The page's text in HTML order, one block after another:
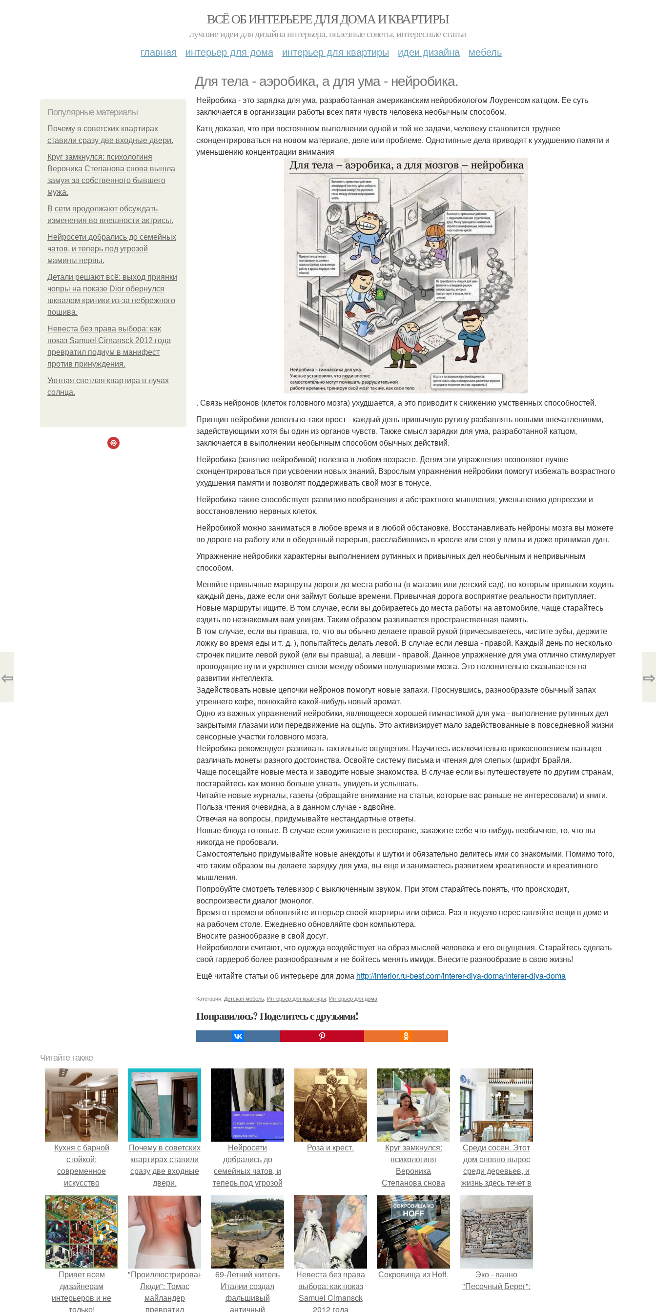
ВСЁ ОБ ИНТЕРЬЕРЕ ДЛЯ ДОМА И КВАРТИРЫ
лучшие идеи для дизайна интерьера, полезные советы, интересные статьи
главная интерьер для дома интерьер для квартиры идеи дизайна мебель
Для тела - аэробика, а для ума - нейробика.
Популярные материалы
Почему в советских квартирах
ставили сразу две входные двери.
Круг замкнулся: психологиня
Вероника Степанова снова вышла
замуж за собственного бывшего
мужа.
В сети продолжают обсуждать
изменения во внешности актрисы.
Нейросети добрались до семейных
чатов, и теперь под угрозой
мамины нервы.
Детали решают всё: выход приянки
чопры на показе Dior обернулся
шквалом критики из-за небрежного
пошива.
Невеста без права выбора: как
показ Samuel Cirnansck 2012 года
превратил подиум в манифест
против принуждения.
Уютная светлая квартира в лучах
солнца.
Нейробика - это зарядка для ума, разработанная американским нейробиологом Лоуренсом катцом. Ее суть
заключается в организации работы всех пяти чувств человека необычным способом.
Катц доказал, что при постоянном выполнении одной и той же задачи, человеку становится труднее
сконцентрироваться на новом материале, деле или проблеме. Однотипные дела приводят к ухудшению памяти и
уменьшению концентрации внимания
. Связь нейронов (клеток головного мозга) ухудшается, а это приводит к снижению умственных способностей.
Принцип нейробики довольно-таки прост - каждый день привычную рутину разбавлять новыми впечатлениями,
задействующими хотя бы один из органов чувств. Также смысл зарядки для ума, разработанной катцом,
заключается в выполнении необычным способом обычных действий.
Нейробика (занятие нейробикой) полезна в любом возрасте. Детям эти упражнения позволяют лучше
сконцентрироваться при усвоении новых знаний. Взрослым упражнения нейробики помогут избежать возрастного
ухудшения памяти и позволят поддерживать свой мозг в тонусе.
Нейробика также способствует развитию воображения и абстрактного мышления, уменьшению депрессии и
восстановлению нервных клеток.
Нейробикой можно заниматься в любое время и в любой обстановке. Восстанавливать нейроны мозга вы можете
по дороге на работу или в обеденный перерыв, расслабившись в кресле или стоя у плиты и даже принимая душ.
Упражнение нейробики характерны выполнением рутинных и привычных дел необычным и непривычным
способом.
Меняйте привычные маршруты дороги до места работы (в магазин или детский сад), по которым привыкли ходить
каждый день, даже если они займут больше времени. Привычная дорога восприятие реальности притупляет.
Новые маршруты ищите. В том случае, если вы добираетесь до места работы на автомобиле, чаще старайтесь
ездить по незнакомым вам улицам. Таким образом развивается пространственная память.
В том случае, если вы правша, то, что вы обычно делаете правой рукой (причесываетесь, чистите зубы, держите
ложку во время еды и т. д. ), попытайтесь делать левой. В случае если левша - правой. Каждый день по несколько
строчек пишите левой рукой (ели вы правша), а левши - правой. Данное упражнение для ума отлично стимулирует
проводящие пути и укрепляет связи между обоими полушариями мозга. Это положительно сказывается на
развитии интеллекта.
Задействовать новые цепочки нейронов помогут новые запахи. Проснувшись, разнообразьте обычный запах
утреннего кофе, понюхайте какой-нибудь новый аромат.
Одно из важных упражнений нейробики, являющееся хорошей гимнастикой для ума - выполнение рутинных дел
закрытыми глазами или передвижение на ощупь. Это активизирует мало задействованные в повседневной жизни
сенсорные участки головного мозга.
Нейробика рекомендует развивать тактильные ощущения. Научитесь исключительно прикосновением пальцев
различать монеты разного достоинства. Освойте систему письма и чтения для слепых (шрифт Брайля.
Чаще посещайте новые места и заводите новые знакомства. В случае если вы путешествуете по другим странам,
постарайтесь как можно больше узнать, увидеть и услышать.
Читайте новые журналы, газеты (обращайте внимание на статьи, которые вас раньше не интересовали) и книги.
Польза чтения очевидна, а в данном случае - вдвойне.
Отвечая на вопросы, придумывайте нестандартные ответы.
Новые блюда готовьте. В случае если ужинаете в ресторане, закажите себе что-нибудь необычное, то, что вы
никогда не пробовали.
Самостоятельно придумывайте новые анекдоты и шутки и обязательно делитесь ими со знакомыми. Помимо того,
что таким образом вы делаете зарядку для ума, вы еще и занимаетесь развитием креативности и креативного
мышления.
Попробуйте смотреть телевизор с выключенным звуком. При этом старайтесь понять, что происходит,
воспроизвести диалог (монолог.
Время от времени обновляйте интерьер своей квартиры или офиса. Раз в неделю переставляйте вещи в доме и
на рабочем столе. Ежедневно обновляйте фон компьютера.
Вносите разнообразие в свой досуг.
Нейробиологи считают, что одежда воздействует на образ мыслей человека и его ощущения. Старайтесь сделать
свой гардероб более разнообразным и не бойтесь менять имидж. Внесите разнообразие в свою жизнь!
Ещё читайте статьи об интерьере для дома http://interior.ru-best.com/interer-dlya-doma/interer-dlya-doma
Категории: Детская мебель Интерьер для квартиры Интерьер для дома
Понравилось? Поделитесь с друзьями!
⇦ ⇨
Читайте также
Кухня с барной
стойкой:
современное
искусство
зонирования.
Почему в советских
квартирах ставили
сразу две входные
двери.
Нейросети
добрались до
семейных чатов, и
теперь под угрозой
мамины нервы.
Роза и крест.
Круг замкнулся:
психологиня
Вероника
Степанова снова
вышла замуж за
собственного
бывшего мужа.
Среди сосен. Этот
дом словно вырос
среди деревьев, и
жизнь здесь течет в
собственном ритме
- спокойно, без
спешки и лишнего
шума.
Привет всем
дизайнерам
интерьеров и не
только!
"Проиллюстрированные
Люди": Томас
майландер
превратил
69-Летний житель
Италии создал
фальшивый
античный
Невеста без права
выбора: как показ
Samuel Cirnansck
2012 года
Сокровища из Hoff.
Эко - панно
"Песочный Берег":